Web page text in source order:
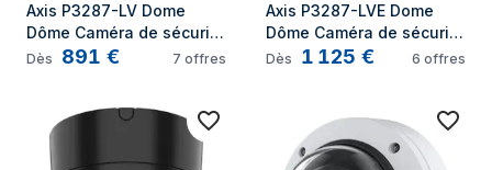
Axis P3287-LV Dome
Dôme Caméra de sécurité
IP Intérieure et extérieure
Dès 891 € 7 offres
Axis P3287-LVE Dome
Dôme Caméra de sécurité
IP Intérieure et extérieure
Dès 1 125 € 6 offres